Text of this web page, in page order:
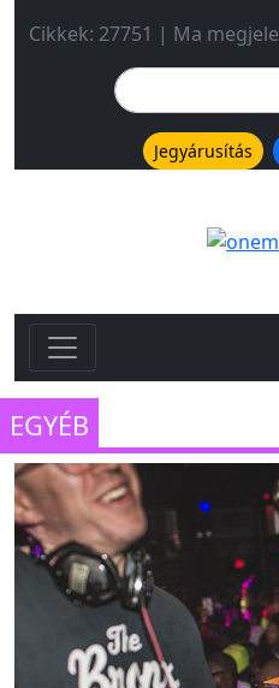
Cikkek: 27751 | Ma
Jegyárusítás
EGYÉB